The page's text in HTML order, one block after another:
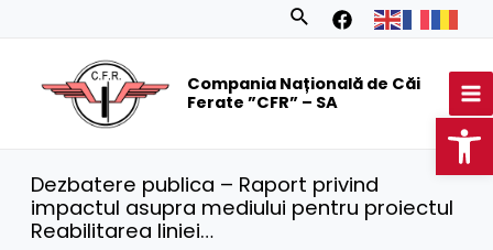
Search
Compania Națională de Căi
Ferate ”CFR” – SA
Dezbatere publica – Raport privind
impactul asupra mediului pentru proiectul
Reabilitarea liniei…